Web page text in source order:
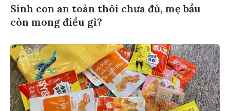
Sinh con an toàn thôi chưa đủ, mẹ bầu
còn mong điều gì?